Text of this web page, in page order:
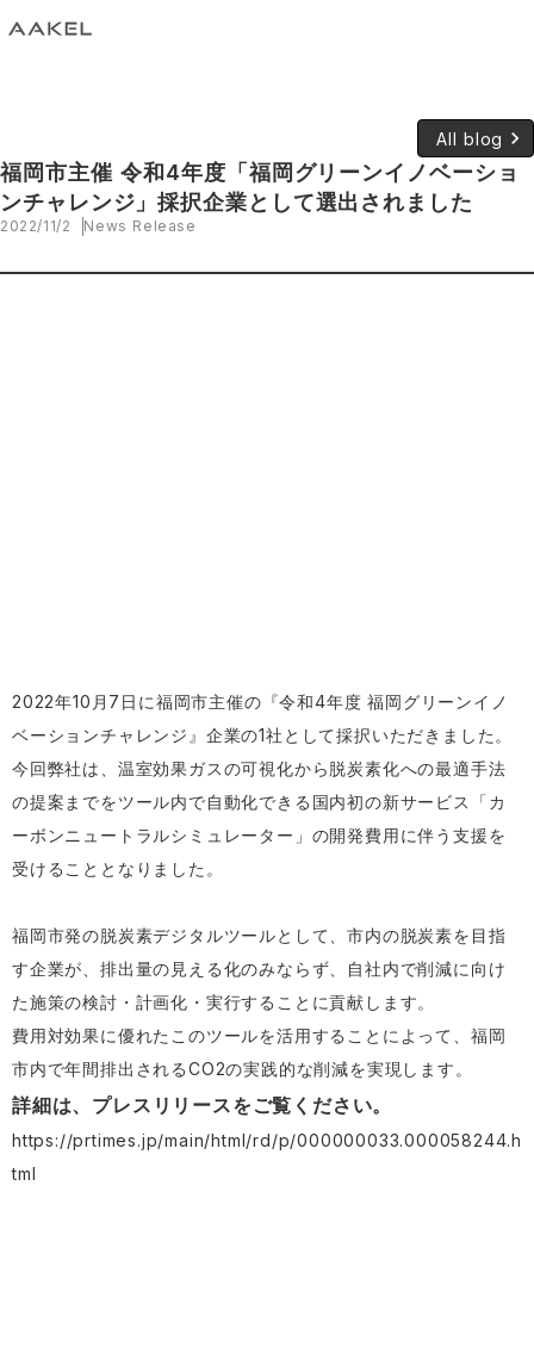
All blog keyboard_arrow_right
福岡市主催 令和4年度「福岡グリーンイノベーショ
ンチャレンジ」採択企業として選出されました
2022/11/2 News Release
2022年10月7日に福岡市主催の『令和4年度 福岡グリーンイノ
ベーションチャレンジ』企業の1社として採択いただきました。
今回弊社は、温室効果ガスの可視化から脱炭素化への最適手法
の提案までをツール内で自動化できる国内初の新サービス「カ
ーボンニュートラルシミュレーター」の開発費用に伴う支援を
受けることとなりました。
福岡市発の脱炭素デジタルツールとして、市内の脱炭素を目指
す企業が、排出量の見える化のみならず、自社内で削減に向け
た施策の検討・計画化・実行することに貢献します。
費用対効果に優れたこのツールを活用することによって、福岡
市内で年間排出されるCO2の実践的な削減を実現します。​
詳細は、プレスリリースをご覧ください。
https://prtimes.jp/main/html/rd/p/000000033.000058244.h
tml